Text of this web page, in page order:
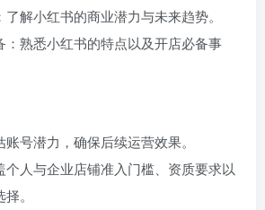
解小红书的商业潜力与未来趋势。
：熟悉小红书的特点以及开店必备事
号潜力，确保后续运营效果。
个人与企业店铺准入门槛、资质要求以
。